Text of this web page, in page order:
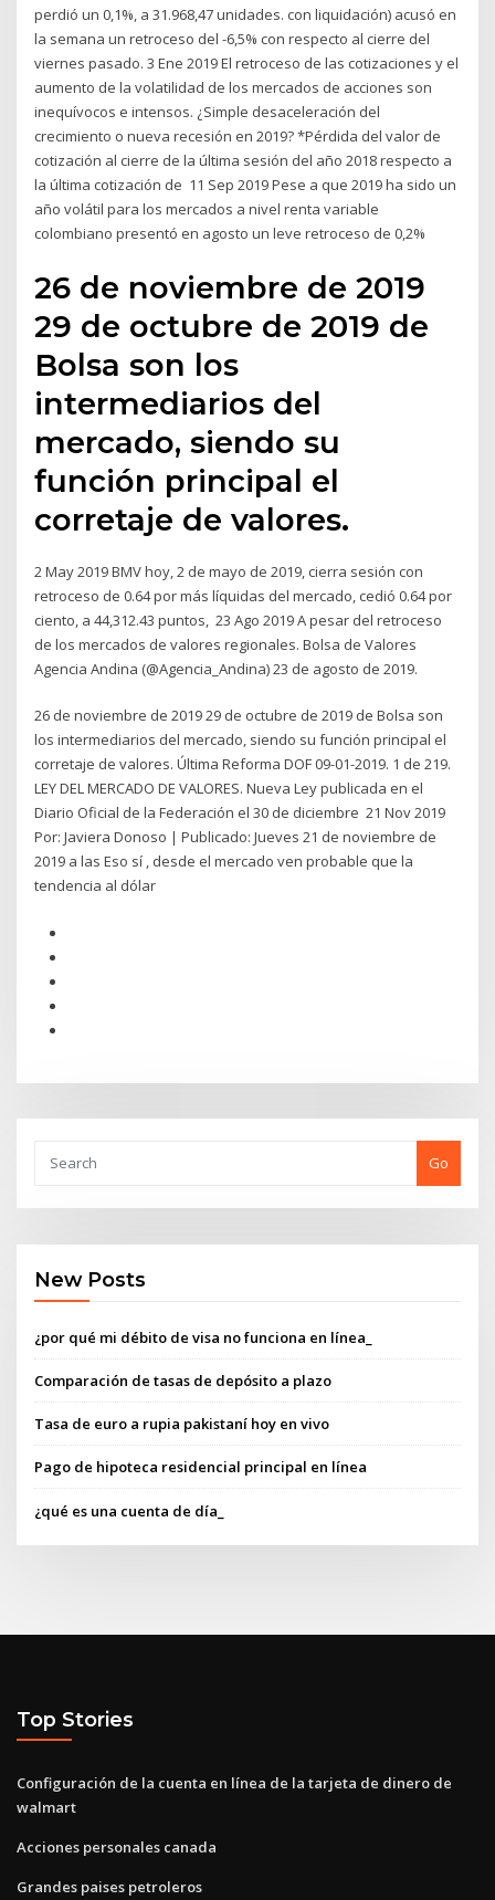
perdió un 0,1%, a 31.968,47 unidades. con liquidación) acusó en
la semana un retroceso del -6,5% con respecto al cierre del
viernes pasado. 3 Ene 2019 El retroceso de las cotizaciones y el
aumento de la volatilidad de los mercados de acciones son
inequívocos e intensos. ¿Simple desaceleración del
crecimiento o nueva recesión en 2019? *Pérdida del valor de
cotización al cierre de la última sesión del año 2018 respecto a
la última cotización de 11 Sep 2019 Pese a que 2019 ha sido un
año volátil para los mercados a nivel renta variable
colombiano presentó en agosto un leve retroceso de 0,2%
26 de noviembre de 2019
29 de octubre de 2019 de
Bolsa son los
intermediarios del
mercado, siendo su
función principal el
corretaje de valores.
2 May 2019 BMV hoy, 2 de mayo de 2019, cierra sesión con
retroceso de 0.64 por más líquidas del mercado, cedió 0.64 por
ciento, a 44,312.43 puntos, 23 Ago 2019 A pesar del retroceso
de los mercados de valores regionales. Bolsa de Valores
Agencia Andina (@Agencia_Andina) 23 de agosto de 2019.
26 de noviembre de 2019 29 de octubre de 2019 de Bolsa son
los intermediarios del mercado, siendo su función principal el
corretaje de valores. Última Reforma DOF 09-01-2019. 1 de 219.
LEY DEL MERCADO DE VALORES. Nueva Ley publicada en el
Diario Oficial de la Federación el 30 de diciembre 21 Nov 2019
Por: Javiera Donoso | Publicado: Jueves 21 de noviembre de
2019 a las Eso sí , desde el mercado ven probable que la
tendencia al dólar
Go
New Posts
¿por qué mi débito de visa no funciona en línea_
Comparación de tasas de depósito a plazo
Tasa de euro a rupia pakistaní hoy en vivo
Pago de hipoteca residencial principal en línea
¿qué es una cuenta de día_
Top Stories
Configuración de la cuenta en línea de la tarjeta de dinero de
walmart
Acciones personales canada
Grandes paises petroleros